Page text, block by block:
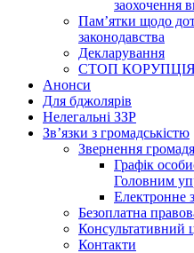
заохочення
Пам’ятки щодо
законодавства
Декларування
СТОП
Анонси
Для бджолярів
Нелегальні ЗЗР
Зв’язки з громадськістю
Звернення
Графік
Головним
Електронне
Безоплатна
Консультативний
Контакти